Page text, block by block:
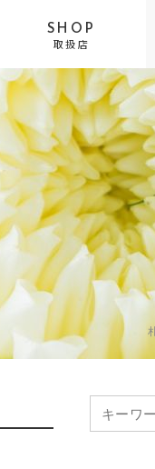
花のスタイルから
バラのギフト
花束
ギフトセット
リース
ラン鉢
雑貨・ケアグ
オーダー商品
SHOP
取扱店